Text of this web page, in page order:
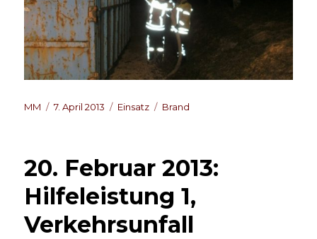
Autor
MM
Veröffentlicht
7. April 2013 Kategorien
Einsatz Schlagwörter
Brand
20. Februar 2013:
Hilfeleistung 1,
Verkehrsunfall